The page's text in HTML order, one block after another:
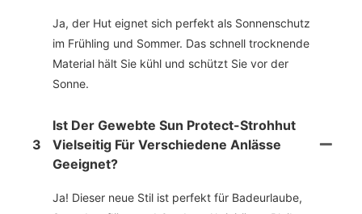
Ja, der Hut eignet sich perfekt als Sonnenschutz
im Frühling und Sommer. Das schnell trocknende
Material hält Sie kühl und schützt Sie vor der
Sonne.
3
Ist Der Gewebte Sun Protect-Strohhut
Vielseitig Für Verschiedene Anlässe
Geeignet?
Ja! Dieser neue Stil ist perfekt für Badeurlaube,